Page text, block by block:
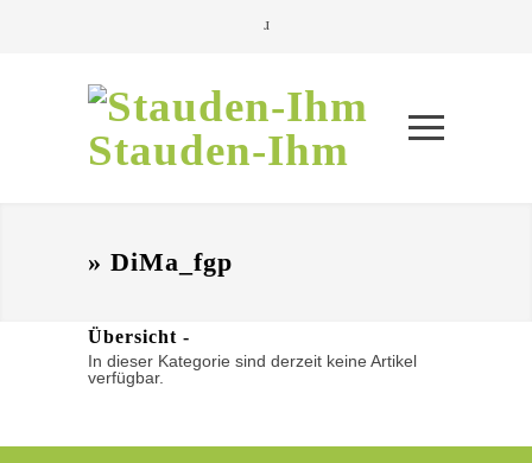
Stauden-Ihm
» DiMa_fgp
Übersicht -
In dieser Kategorie sind derzeit keine Artikel
verfügbar.